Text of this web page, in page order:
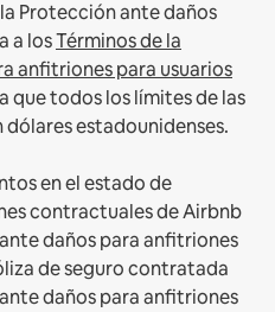
Protección ante daños
a losTérminos de la
anfitriones para usuarios
que todos los límites de las
estadounidenses.
en el estado de
contractuales de Airbnb
daños para anfitriones
de seguro contratada
daños para anfitriones